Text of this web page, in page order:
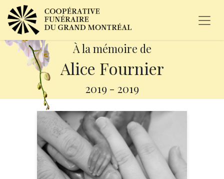
À la mémoire de
Alice Fournier
2019 - 2019